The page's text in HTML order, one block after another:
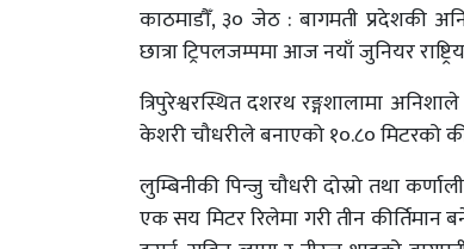
काठमाडौँ, ३० जेठ : बागमती प्रदेशकी
छात्रा ट्रिपलजम्पमा आज नयाँ जुनियर
त्रिपुरेश्वरस्थित दशरथ रङ्गशालामा
केशरी चौधरीले बनाएको १०.८० मिटरको
लुम्बिनीकी पिन्जु चौधरी दोस्रो तथा
एक सय मिटर रिलेमा गरी तीन कीर्तिमान